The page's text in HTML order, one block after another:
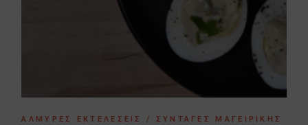
ΑΛΜΥΡΈΣ ΕΚΤΕΛΈΣΕΙΣ / ΣΥΝΤΑΓΈΣ ΜΑΓΕΙΡΙΚΉΣ